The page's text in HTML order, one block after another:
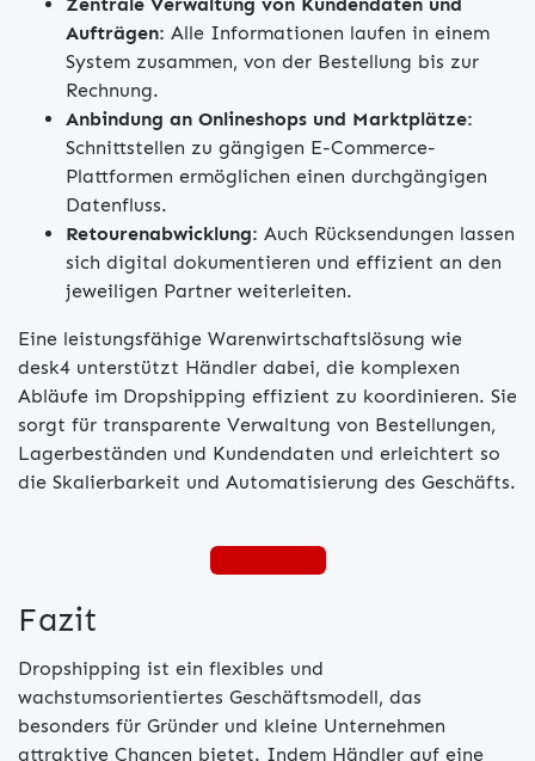
Aufträgen: Alle Informationen laufen in einem
System zusammen, von der Bestellung bis zur
Rechnung.
Anbindung an Onlineshops und Marktplätze:
Schnittstellen zu gängigen E-Commerce-
Plattformen ermöglichen einen durchgängigen
Datenfluss.
Retourenabwicklung: Auch Rücksendungen lassen
sich digital dokumentieren und effizient an den
jeweiligen Partner weiterleiten.
Eine leistungsfähige Warenwirtschaftslösung wie
desk4 unterstützt Händler dabei, die komplexen
Abläufe im Dropshipping effizient zu koordinieren. Sie
sorgt für transparente Verwaltung von Bestellungen,
Lagerbeständen und Kundendaten und erleichtert so
die Skalierbarkeit und Automatisierung des Geschäfts.
desk4 testen
Fazit
Dropshipping ist ein flexibles und
wachstumsorientiertes Geschäftsmodell, das
besonders für Gründer und kleine Unternehmen
attraktive Chancen bietet. Indem Händler auf eine